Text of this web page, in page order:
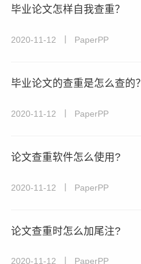
毕业论文怎样自我查重？
2020-11-12 丨 PaperPP
毕业论文的查重是怎么查的？
2020-11-12 丨 PaperPP
论文查重软件怎么使用?
2020-11-12 丨 PaperPP
论文查重时怎么加尾注?
2020-11-12 丨 PaperPP